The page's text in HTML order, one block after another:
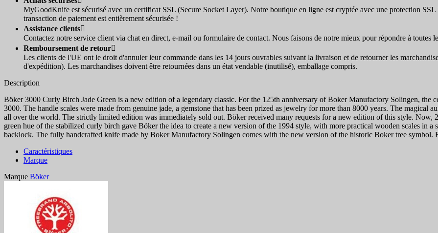
MyGoodKnife est sécurisé avec un certificat SSL (Secure Socket Layer). Notre boutique en ligne est cryptée avec une protection
transaction de paiement est entièrement sécurisée !
Assistance clients
Contactez notre service client via chat en direct, e-mail ou formulaire de contact. Nous faisons de notre mieux pour répondre à toutes
Remboursement de retour
Les clients de l'UE ont le droit d'annuler leur commande dans les 14 jours ouvrables suivant la livraison et de retourner les
d'expédition). Les marchandises doivent être retournées dans un état vendable (inutilisé), emballage compris.
Description
Böker 3000 Curly Birch Jade Green is a new edition of a legendary classic. For the 125th anniversary of Boker Manufactory Solingen, the
3000. The handle scales were made from genuine jade, a gemstone that has been prized as jewelry for more than 8000 years. The magical
all over the world. The strictly limited edition was immediately sold out. Böker received many requests for a new edition of this style. Now,
green hue of the stabilized curly birch gave Böker the idea to create a new version of the 1994 style, with more practical wooden scales in
backlock. The fully handcrafted knife made by Boker Manufactory Solingen comes with the new version of the historic Boker tree symbol.
Caractéristiques
Marque
Marque Böker